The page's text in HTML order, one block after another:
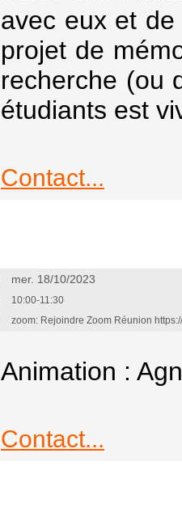
avec eux et
projet de
recherche (ou
étudiants est
Contact...
mer. 18/10/2023
10:00-11:30
zoom: Rejoindre Zoom Réunion
Animation :
Contact...